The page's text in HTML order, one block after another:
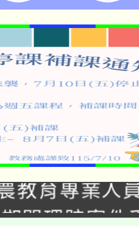
活教案入校路
教育專業人
間理賠案件